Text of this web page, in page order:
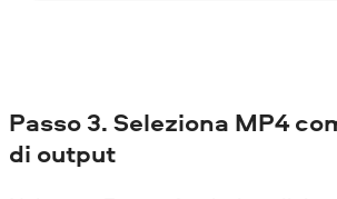
Passo 3. Seleziona MP4
di output